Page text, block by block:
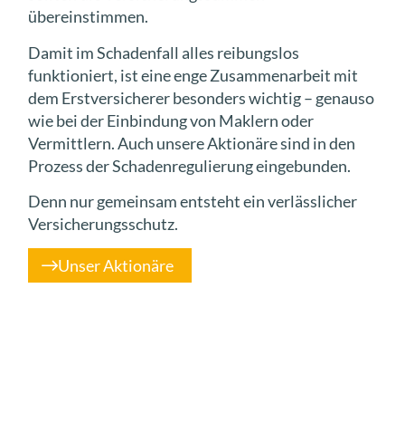
übereinstimmen.
Damit im Schadenfall alles reibungslos
funktioniert, ist eine enge Zusammenarbeit mit
dem Erstversicherer besonders wichtig – genauso
wie bei der Einbindung von Maklern oder
Vermittlern. Auch unsere Aktionäre sind in den
Prozess der Schadenregulierung eingebunden.
Denn nur gemeinsam entsteht ein verlässlicher
Versicherungsschutz.
Unser Aktionäre